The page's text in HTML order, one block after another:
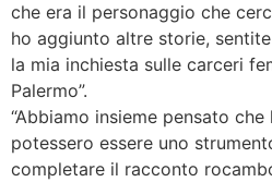
che era il personaggio che
ho aggiunto altre storie,
la mia inchiesta sulle carceri
Palermo”.
“Abbiamo insieme pensato
potessero essere uno
completare il racconto